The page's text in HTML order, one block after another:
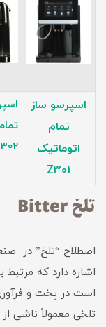
اسپرسو ساز
تمام
اتوماتیک
Z301
تلخ Bitter
اصطلاح “تلخ” در
اشاره دارد که
است در پخت و
تلخی معمولاً ناشی از